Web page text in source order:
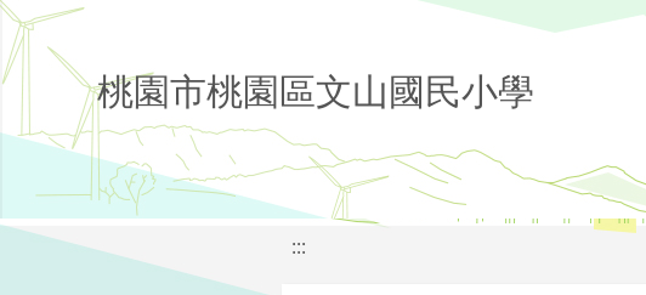
桃園市桃園區文山國民小學
:::